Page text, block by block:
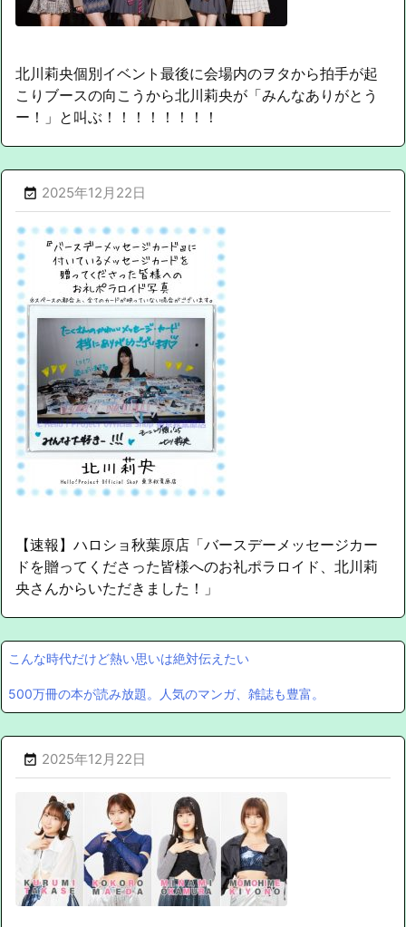
北川莉央個別イベント最後に会場内のヲタから拍手が起
こりブースの向こうから北川莉央が「みんなありがとう
ー！」と叫ぶ！！！！！！！！
 2025年12月22日
【速報】ハロショ秋葉原店「バースデーメッセージカー
ドを贈ってくださった皆様へのお礼ポラロイド、北川莉
央さんからいただきました！」
こんな時代だけど熱い思いは絶対伝えたい
500万冊の本が読み放題。人気のマンガ、雑誌も豊富。
 2025年12月22日